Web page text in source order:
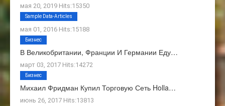
мая 20, 2019 Hits:15350
О Нас
мая 01, 2016 Hits:15188
Sample Data-Articles
В Великобритании, Франции И Германии Еду…
март 03, 2017 Hits:14272
Бизнес
Михаил Фридман Купил Торговую Сеть Holla…
июнь 26, 2017 Hits:13813
Бизнес